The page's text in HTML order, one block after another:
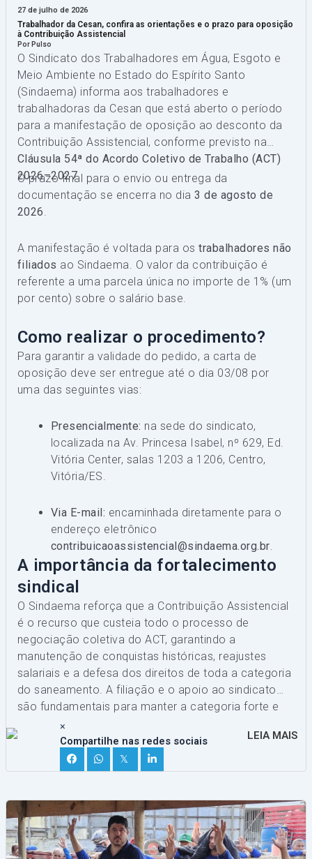
27 de julho de 2026
Trabalhador da Cesan, confira as orientações e o prazo para oposição
à Contribuição Assistencial
Por Pulso
O Sindicato dos Trabalhadores em Água, Esgoto e
Meio Ambiente no Estado do Espírito Santo
(Sindaema) informa aos trabalhadores e
trabalhadoras da Cesan que está aberto o período
para a manifestação de oposição ao desconto da
Contribuição Assistencial, conforme previsto na
Cláusula 54ª do Acordo Coletivo de Trabalho (ACT)
2026–2027.
O prazo final para o envio ou entrega da
documentação se encerra no dia3 de agosto de
2026.
A manifestação é voltada para ostrabalhadores não
filiados ao Sindaema. O valor da contribuição é
referente a uma parcela única no importe de 1% (um
por cento) sobre o salário base.
Como realizar o procedimento?
Para garantir a validade do pedido, a carta de
oposição deve ser entregue até o dia 03/08 por
uma das seguintes vias:
Presencialmente: na sede do sindicato,
localizada na Av. Princesa Isabel, nº 629, Ed.
Vitória Center, salas 1203 a 1206, Centro,
Vitória/ES.
Via E-mail: encaminhada diretamente para o
endereço eletrônico
contribuicaoassistencial@sindaema.org.br.
A importância da fortalecimento
sindical
O Sindaema reforça que a Contribuição Assistencial
é o recurso que custeia todo o processo de
negociação coletiva do ACT, garantindo a
manutenção de conquistas históricas, reajustes
salariais e a defesa dos direitos de toda a categoria
do saneamento. A filiação e o apoio ao sindicato
são fundamentais para manter a categoria forte e
representativa.
×
Compartilhe nas redes sociais
𝕏
LEIA MAIS